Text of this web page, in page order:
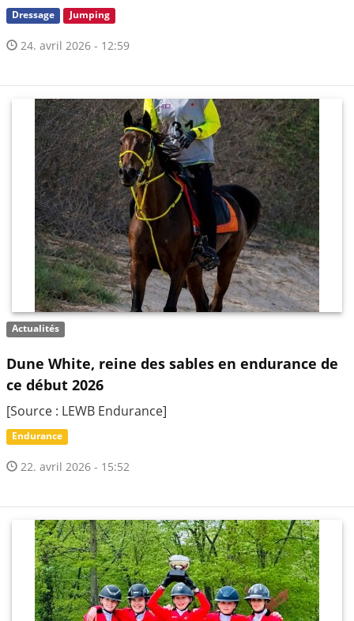
Dressage Jumping
24. avril 2026 - 12:59
Actualités
Dune White, reine des sables en endurance de
ce début 2026
[Source : LEWB Endurance]
Endurance
22. avril 2026 - 15:52